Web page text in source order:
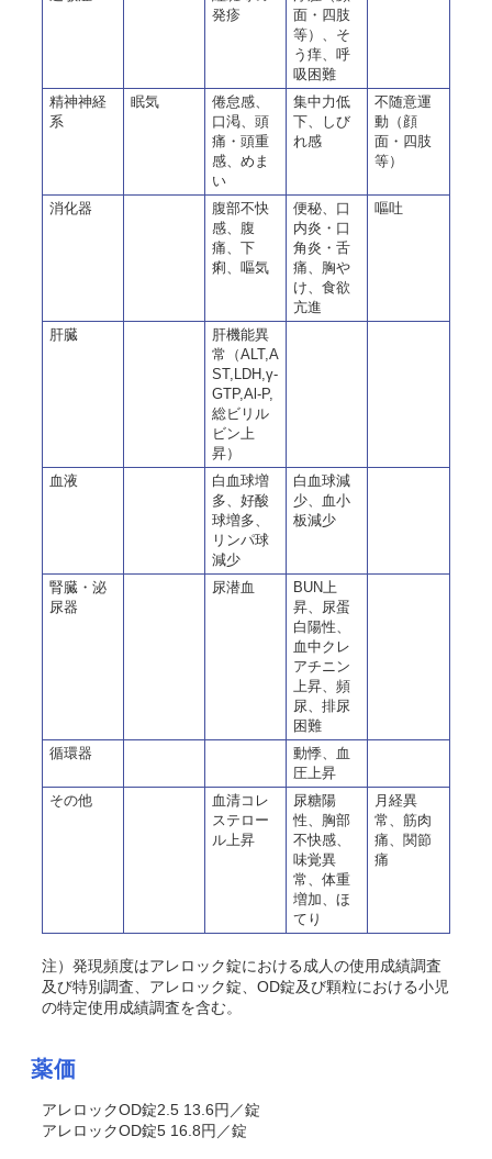
発疹
面・四肢
等）、そ
う痒、呼
吸困難
精神神経
系
眠気
倦怠感、
口渇、頭
痛・頭重
感、めま
い
集中力低
下、しび
れ感
不随意運
動（顔
面・四肢
等）
消化器
腹部不快
感、腹
痛、下
痢、嘔気
便秘、口
内炎・口
角炎・舌
痛、胸や
け、食欲
亢進
嘔吐
肝臓
肝機能異
常（ALT,A
ST,LDH,γ-
GTP,Al-P,
総ビリル
ビン上
昇）
血液
白血球増
多、好酸
球増多、
リンパ球
減少
白血球減
少、血小
板減少
腎臓・泌
尿器
尿潜血
BUN上
昇、尿蛋
白陽性、
血中クレ
アチニン
上昇、頻
尿、排尿
困難
循環器
動悸、血
圧上昇
その他
血清コレ
ステロー
ル上昇
尿糖陽
性、胸部
不快感、
味覚異
常、体重
増加、ほ
てり
月経異
常、筋肉
痛、関節
痛
注）発現頻度はアレロック錠における成人の使用成績調査
及び特別調査、アレロック錠、OD錠及び顆粒における小児
の特定使用成績調査を含む。
薬価
アレロックOD錠2.5 13.6円／錠
アレロックOD錠5 16.8円／錠